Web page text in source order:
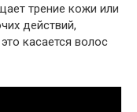
трение кожи или
действий,
касается волос